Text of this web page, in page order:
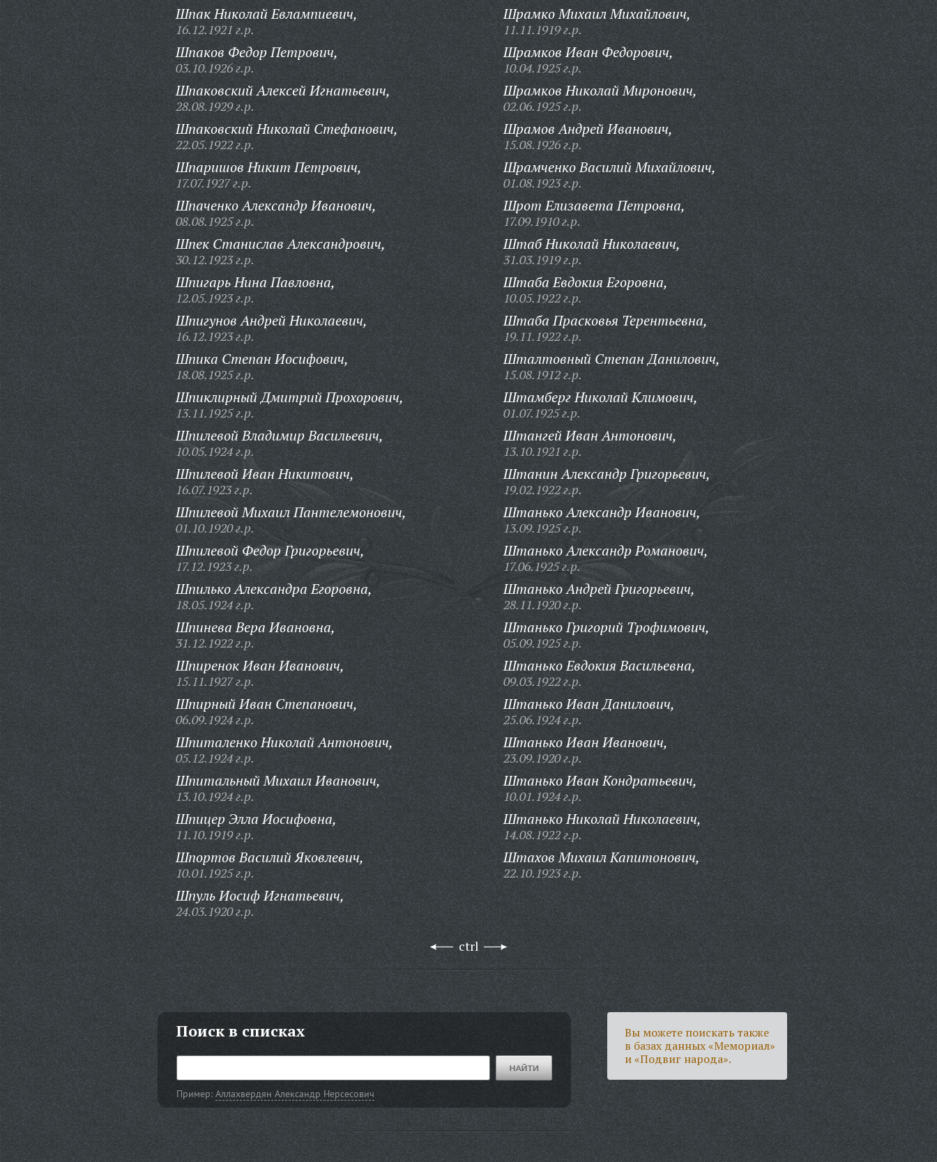
Шпак Николай Евлампиевич,
16.12.1921 г.р.
Шпаков Федор Петрович,
03.10.1926 г.р.
Шпаковский Алексей Игнатьевич,
28.08.1929 г.р.
Шпаковский Николай Стефанович,
22.05.1922 г.р.
Шпаришов Никит Петрович,
17.07.1927 г.р.
Шпаченко Александр Иванович,
08.08.1925 г.р.
Шпек Станислав Александрович,
30.12.1923 г.р.
Шпигарь Нина Павловна,
12.05.1923 г.р.
Шпигунов Андрей Николаевич,
16.12.1923 г.р.
Шпика Степан Иосифович,
18.08.1925 г.р.
Шпиклирный Дмитрий Прохорович,
13.11.1925 г.р.
Шпилевой Владимир Васильевич,
10.05.1924 г.р.
Шпилевой Иван Никитович,
16.07.1923 г.р.
Шпилевой Михаил Пантелемонович,
01.10.1920 г.р.
Шпилевой Федор Григорьевич,
17.12.1923 г.р.
Шпилько Александра Егоровна,
18.05.1924 г.р.
Шпинева Вера Ивановна,
31.12.1922 г.р.
Шпиренок Иван Иванович,
15.11.1927 г.р.
Шпирный Иван Степанович,
06.09.1924 г.р.
Шпиталенко Николай Антонович,
05.12.1924 г.р.
Шпитальный Михаил Иванович,
13.10.1924 г.р.
Шпицер Элла Иосифовна,
11.10.1919 г.р.
Шпортов Василий Яковлевич,
10.01.1925 г.р.
Шпуль Иосиф Игнатьевич,
24.03.1920 г.р.
Шрамко Михаил Михайлович,
11.11.1919 г.р.
Шрамков Иван Федорович,
10.04.1925 г.р.
Шрамков Николай Миронович,
02.06.1925 г.р.
Шрамов Андрей Иванович,
15.08.1926 г.р.
Шрамченко Василий Михайлович,
01.08.1923 г.р.
Шрот Елизавета Петровна,
17.09.1910 г.р.
Штаб Николай Николаевич,
31.03.1919 г.р.
Штаба Евдокия Егоровна,
10.05.1922 г.р.
Штаба Прасковья Терентьевна,
19.11.1922 г.р.
Шталтовный Степан Данилович,
15.08.1912 г.р.
Штамберг Николай Климович,
01.07.1925 г.р.
Штангей Иван Антонович,
13.10.1921 г.р.
Штанин Александр Григорьевич,
19.02.1922 г.р.
Штанько Александр Иванович,
13.09.1925 г.р.
Штанько Александр Романович,
17.06.1925 г.р.
Штанько Андрей Григорьевич,
28.11.1920 г.р.
Штанько Григорий Трофимович,
05.09.1925 г.р.
Штанько Евдокия Васильевна,
09.03.1922 г.р.
Штанько Иван Данилович,
25.06.1924 г.р.
Штанько Иван Иванович,
23.09.1920 г.р.
Штанько Иван Кондратьевич,
10.01.1924 г.р.
Штанько Николай Николаевич,
14.08.1922 г.р.
Штахов Михаил Капитонович,
22.10.1923 г.р.
ctrl
Поиск в списках
Пример: Аллахвердян Александр Нерсесович
Вы можете поискать также
в базах данных «Мемориал»
и «Подвиг народа».